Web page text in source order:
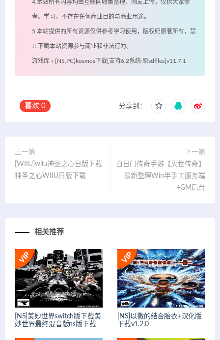
4.本站所有内容均由互联网收集整理、网友上传，仅供大家参
考、学习，不存在任何商业目的与商业用途。
5.本站提供的所有资源仅供参考学习使用，版权归原著所有，禁
止下载本站资源参与商业和非法行为。
游戏库 » [NS,PC]kosmos下载[支持6.2系统·原sdfiles]v11.7.1
喜欢 0 分享到：
上一篇
[WIIU]wiiu神圣之心日版下载
神圣之心WIIU日版下载
下一篇
白日门传奇手游【灭世传奇】
最新整理Win半手工服务端
+GM后台
相关推荐
[NS]美妙世界switch版下载美
妙世界最终混音版ns版下载
[NS]以撒的结合胎衣+汉化版
下载v1.2.0